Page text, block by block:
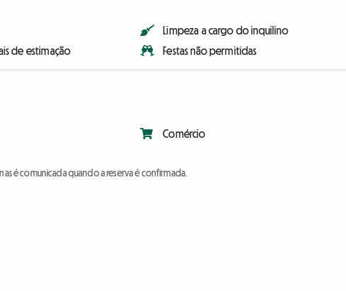
de estimação
Limpeza a cargo do inquilino
Festas não permitidas
Comércio
é comunicada quando a reserva é confirmada.